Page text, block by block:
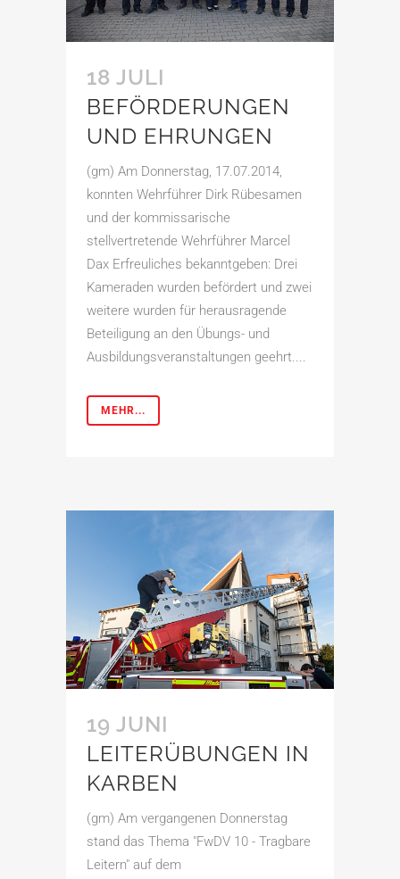
18 JULI
BEFÖRDERUNGEN
UND EHRUNGEN
(gm) Am Donnerstag, 17.07.2014,
konnten Wehrführer Dirk Rübesamen
und der kommissarische
stellvertretende Wehrführer Marcel
Dax Erfreuliches bekanntgeben: Drei
Kameraden wurden befördert und zwei
weitere wurden für herausragende
Beteiligung an den Übungs- und
Ausbildungsveranstaltungen geehrt....
MEHR...
19 JUNI
LEITERÜBUNGEN IN
KARBEN
(gm) Am vergangenen Donnerstag
stand das Thema "FwDV 10 - Tragbare
Leitern" auf dem